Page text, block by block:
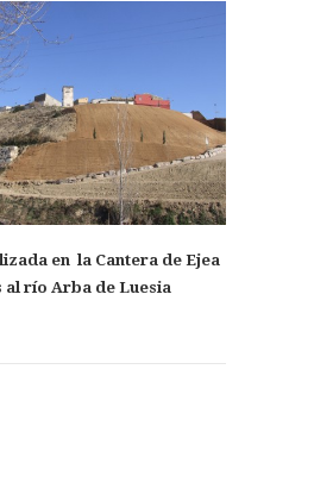
en la Cantera de Ejea
al río Arba de Luesia